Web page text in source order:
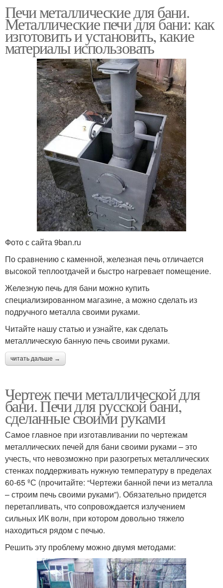
Печи металлические для бани.
Металлические печи для бани: как
изготовить и установить, какие
материалы использовать
Фото с сайта 9ban.ru
По сравнению с каменной, железная печь отличается
высокой теплоотдачей и быстро нагревает помещение.
Железную печь для бани можно купить
специализированном магазине, а можно сделать из
подручного металла своими руками.
Читайте нашу статью и узнайте, как сделать
металлическую банную печь своими руками.
читать дальше →
Чертеж печи металлической для
бани. Печи для русской бани,
сделанные своими руками
Самое главное при изготавливании по чертежам
металлических печей для бани своими руками – это
учесть, что невозможно при разогретых металлических
стенках поддерживать нужную температуру в пределах
60-65 ºС (прочитайте: “Чертежи банной печи из металла
– строим печь своими руками”). Обязательно придется
перетапливать, что сопровождается излучением
сильных ИК волн, при котором довольно тяжело
находиться рядом с печью.
Решить эту проблему можно двумя методами: